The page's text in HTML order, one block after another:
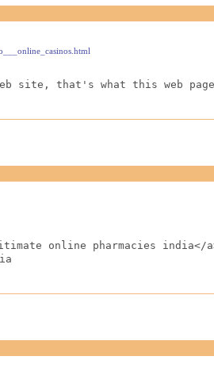
site, that's what this web
online pharmacies